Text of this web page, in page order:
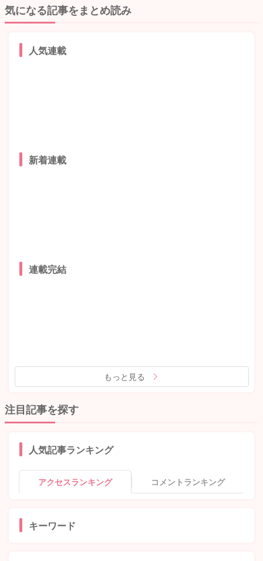
気になる記事をまとめ読み
人気連載
新着連載
連載完結
もっと見る
注目記事を探す
人気記事ランキング
アクセスランキング コメントランキング
キーワード